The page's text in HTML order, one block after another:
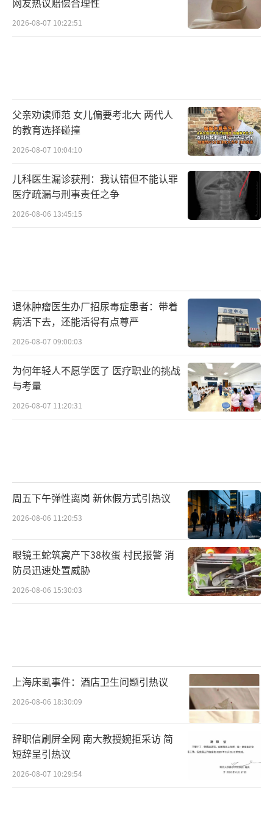
2026-08-07 10:22:51
父亲劝读师范 女儿偏要考北大 两代人
的教育选择碰撞
2026-08-07 10:04:10
儿科医生漏诊获刑：我认错但不能认罪
医疗疏漏与刑事责任之争
2026-08-06 13:45:15
退休肿瘤医生办厂招尿毒症患者：带着
病活下去，还能活得有点尊严
2026-08-07 09:00:03
为何年轻人不愿学医了 医疗职业的挑战
与考量
2026-08-07 11:20:31
周五下午弹性离岗 新休假方式引热议
2026-08-06 11:20:53
眼镜王蛇筑窝产下38枚蛋 村民报警 消
防员迅速处置威胁
2026-08-06 15:30:03
上海床虱事件：酒店卫生问题引热议
2026-08-06 18:30:09
辞职信刷屏全网 南大教授婉拒采访 简
短辞呈引热议
2026-08-07 10:29:54